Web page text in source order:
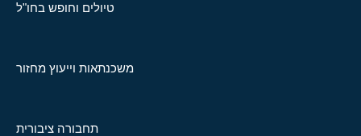
טיולים וחופש בחו"ל
משכנתאות וייעוץ מחזור
תחבורה ציבורית